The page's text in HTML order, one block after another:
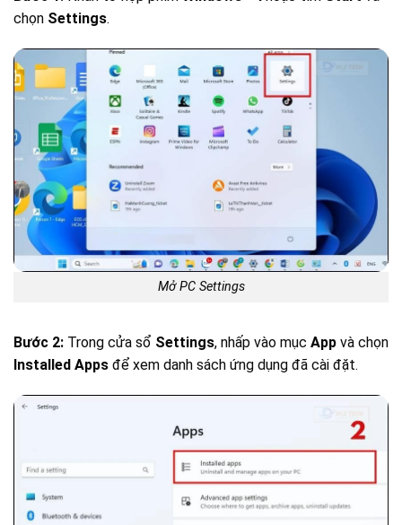
chọn Settings.
Mở PC Settings
Bước 2: Trong cửa sổ Settings, nhấp vào mục App và chọn
Installed Apps để xem danh sách ứng dụng đã cài đặt.